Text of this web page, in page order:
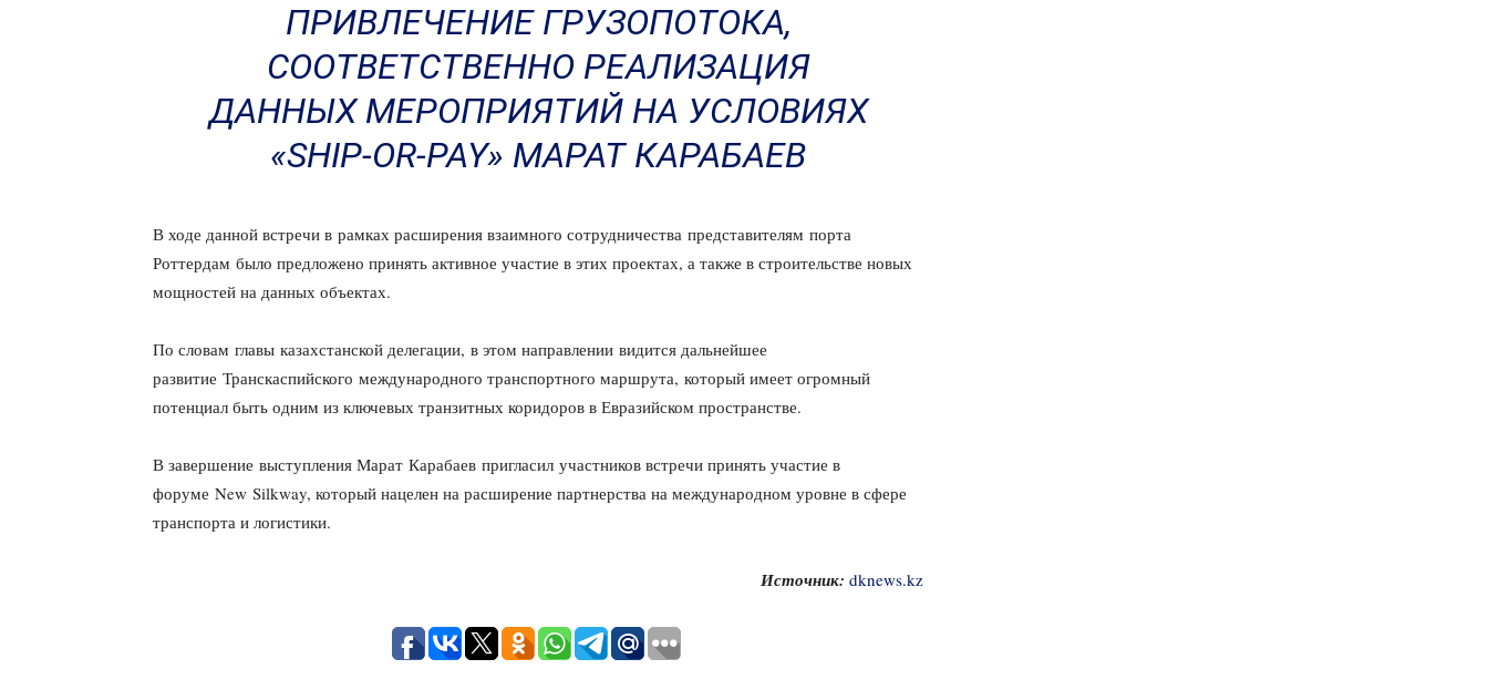
ПРИВЛЕЧЕНИЕ ГРУЗОПОТОКА,
СООТВЕТСТВЕННО РЕАЛИЗАЦИЯ
ДАННЫХ МЕРОПРИЯТИЙ НА УСЛОВИЯХ
«SHIP-OR-PAY» МАРАТ КАРАБАЕВ
В ходе данной встречи в рамках расширения взаимного сотрудничества представителям порта
Роттердам было предложено принять активное участие в этих проектах, а также в строительстве новых
мощностей на данных объектах.
По словам главы казахстанской делегации, в этом направлении видится дальнейшее
развитие Транскаспийского международного транспортного маршрута, который имеет огромный
потенциал быть одним из ключевых транзитных коридоров в Евразийском пространстве.
В завершение выступления Марат Карабаев пригласил участников встречи принять участие в
форуме New Silkway, который нацелен на расширение партнерства на международном уровне в сфере
транспорта и логистики.
Источник: dknews.kz